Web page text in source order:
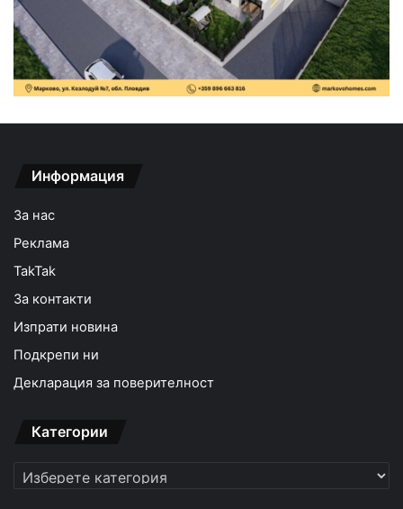
Информация
За нас
Реклама
TakTak
За контакти
Изпрати новина
Подкрепи ни
Декларация за поверителност
Категории
Категории